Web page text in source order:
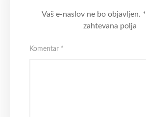
Vaš e-naslov ne bo objavljen. *
zahtevana polja
Komentar *